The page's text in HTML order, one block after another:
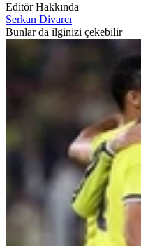
Editör Hakkında
Serkan Divarcı
Bunlar da ilginizi çekebilir